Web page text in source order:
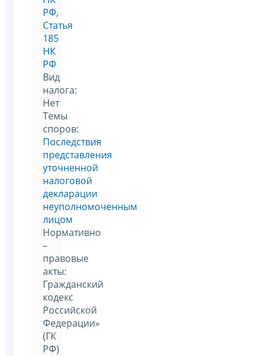
РФ,
Статья
185
НК
РФ
Вид
налога:
Нет
Темы
споров:
Последствия
представления
уточненной
налоговой
декларации
неуполномоченным
лицом
Нормативно
–
правовые
акты:
Гражданский
кодекс
Российской
Федерации»
(ГК
РФ)